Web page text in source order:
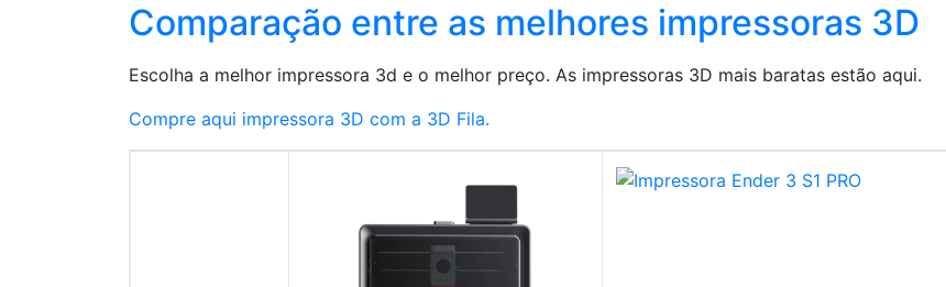
Comparação entre as melhores impressoras 3D
Escolha a melhor impressora 3d e o melhor preço. As impressoras 3D mais baratas estão aqui.
Compre aqui impressora 3D com a 3D Fila.